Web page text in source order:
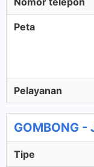
Peta
Pelayanan
GOMBONG -
Tipe